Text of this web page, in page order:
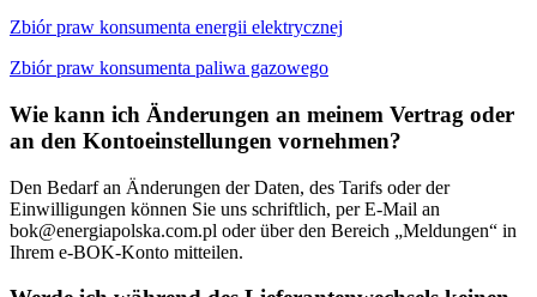
Zbiór praw konsumenta energii elektrycznej
Zbiór praw konsumenta paliwa gazowego
Wie kann ich Änderungen an meinem Vertrag oder
an den Kontoeinstellungen vornehmen?
Den Bedarf an Änderungen der Daten, des Tarifs oder der
Einwilligungen können Sie uns schriftlich, per E-Mail an
bok@energiapolska.com.pl oder über den Bereich „Meldungen“ in
Ihrem e-BOK-Konto mitteilen.